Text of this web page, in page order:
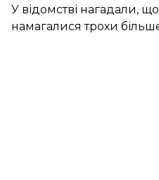
У відомстві нагадали,
намагалися трохи